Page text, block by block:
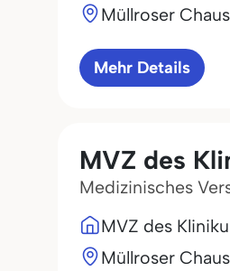
Müllroser
Mehr Details
MVZ des
Medizinisches
MVZ des
Müllroser